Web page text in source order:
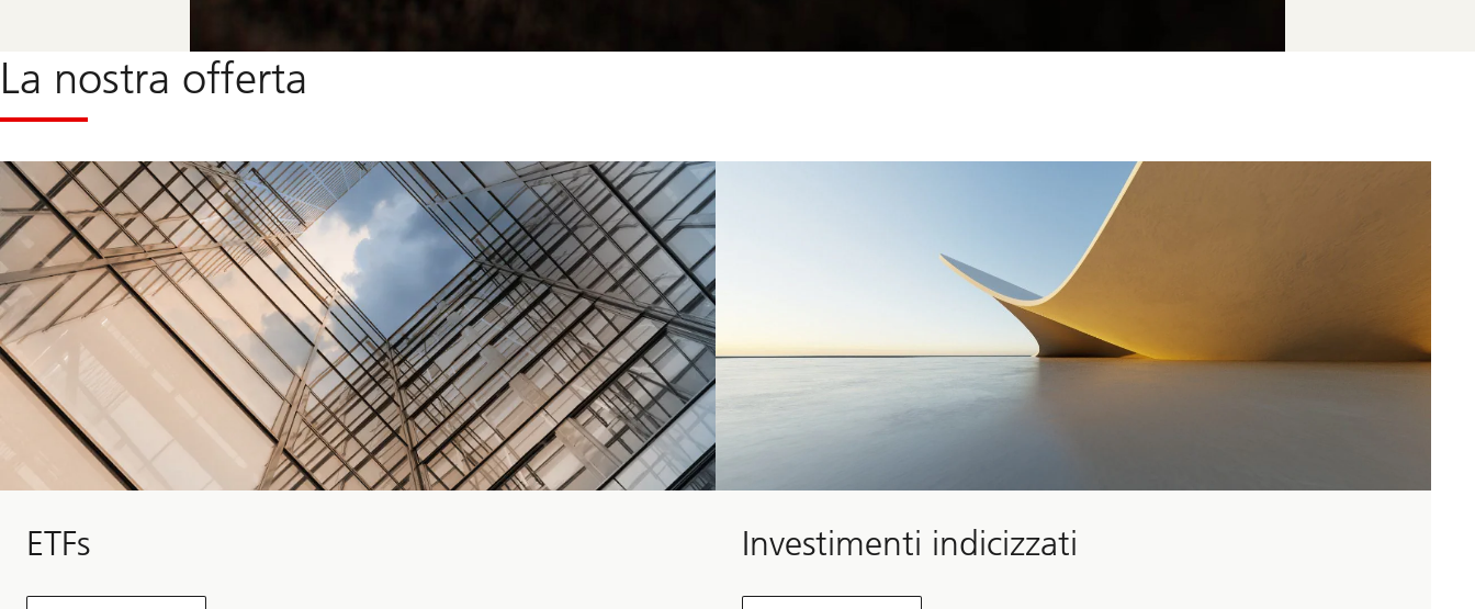
La nostra offerta
ETFs Investimenti indicizzati